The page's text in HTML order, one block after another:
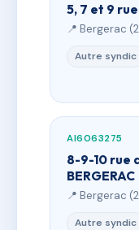
5, 7 et 9
📍 Bergerac
Autre syndic
AI6063275
8-9-10 rue
BERGERAC
📍 Bergerac
Autre syndic